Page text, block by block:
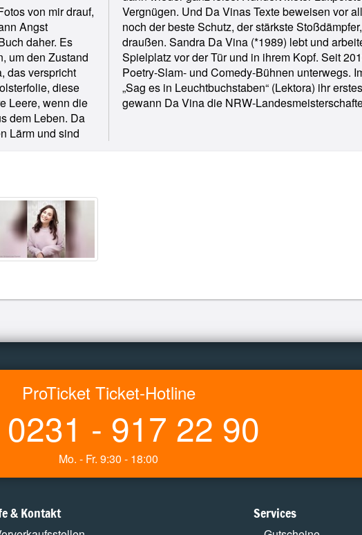
von mir drauf,
Angst
daher. Es
um den Zustand
das verspricht
diese
Leere, wenn die
dem Leben. Da
Lärm und sind
ist immer
da
mit einem
den deutschen
erschien mit
Im selben Jahr
gewann Da Vina die NRW-
ProTicket Ticket-Hotline
0231 - 917 22 90
Mo. - Fr. 9:30 - 18:00
& Kontakt Services